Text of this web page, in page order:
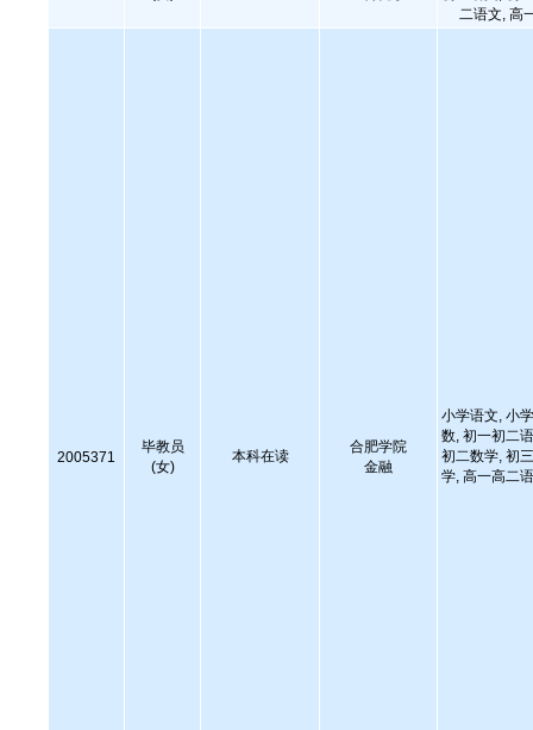
二语文, 高
2005371
毕教员
(女)
本科在读
合肥学院
金融
小学语文, 小
数, 初一初二
初二数学, 初
学, 高一高二